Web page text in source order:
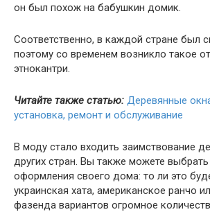
он был похож на бабушкин домик.
Соответственно, в каждой стране был
поэтому со временем возникло такое
этнокантри.
Читайте также статью: Деревянные
установка, ремонт и обслуживание
В моду стало входить заимствование
других стран. Вы также можете
оформления своего дома: то ли это
украинская хата, американское ранчо
фазенда вариантов огромное